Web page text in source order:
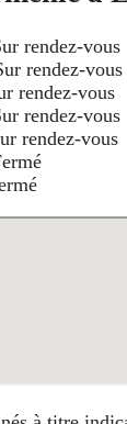
vous
vous
rendez-vous
vous
rendez-vous